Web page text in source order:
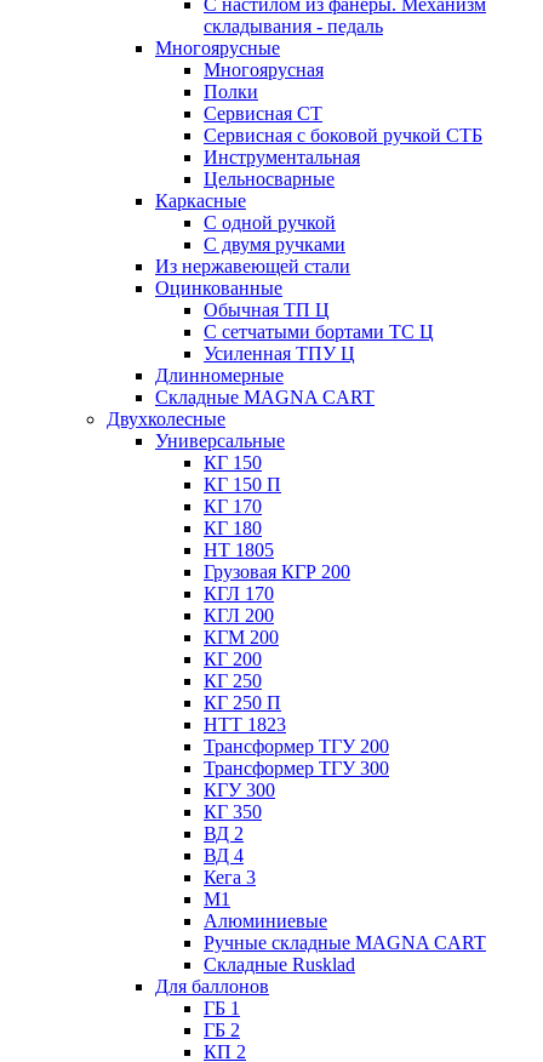
складывания - педаль
Многоярусные
Многоярусная
Полки
Сервисная СТ
Сервисная с боковой ручкой СТБ
Инструментальная
Цельносварные
Каркасные
С одной ручкой
С двумя ручками
Из нержавеющей стали
Оцинкованные
Обычная ТП Ц
С сетчатыми бортами ТС Ц
Усиленная ТПУ Ц
Длинномерные
Складные MAGNA CART
Двухколесные
Универсальные
КГ 150
КГ 150 П
КГ 170
КГ 180
НТ 1805
Грузовая КГР 200
КГЛ 170
КГЛ 200
КГМ 200
КГ 200
КГ 250
КГ 250 П
НТТ 1823
Трансформер ТГУ 200
Трансформер ТГУ 300
КГУ 300
КГ 350
ВД 2
ВД 4
Кега 3
М1
Алюминиевые
Ручные складные MAGNA CART
Складные Rusklad
Для баллонов
ГБ 1
ГБ 2
КП 2